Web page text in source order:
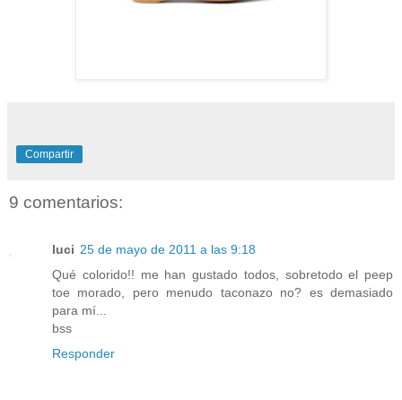
Compartir
9 comentarios:
luci 25 de mayo de 2011 a las 9:18
Qué colorido!! me han gustado todos, sobretodo el peep
toe morado, pero menudo taconazo no? es demasiado
para mí...
bss
Responder